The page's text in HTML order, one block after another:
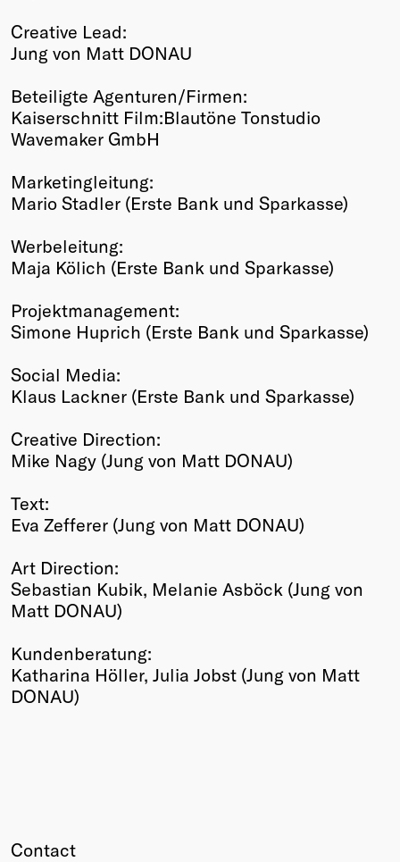
Creative Lead:
Jung von Matt DONAU
Beteiligte Agenturen/Firmen:
Kaiserschnitt Film:Blautöne Tonstudio
Wavemaker GmbH
Marketingleitung:
Mario Stadler (Erste Bank und Sparkasse)
Werbeleitung:
Maja Kölich (Erste Bank und Sparkasse)
Projektmanagement:
Simone Huprich (Erste Bank und Sparkasse)
Social Media:
Klaus Lackner (Erste Bank und Sparkasse)
Creative Direction:
Mike Nagy (Jung von Matt DONAU)
Text:
Eva Zefferer (Jung von Matt DONAU)
Art Direction:
Sebastian Kubik, Melanie Asböck (Jung von
Matt DONAU)
Kundenberatung:
Katharina Höller, Julia Jobst (Jung von Matt
DONAU)
Contact